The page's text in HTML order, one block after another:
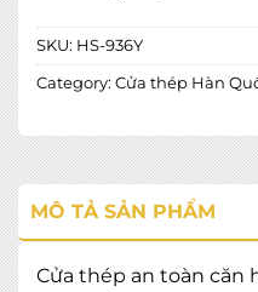
SKU: HS-936Y
Category: Cửa thép Hàn
MÔ TẢ SẢN PHẨM
Cửa thép an toàn căn